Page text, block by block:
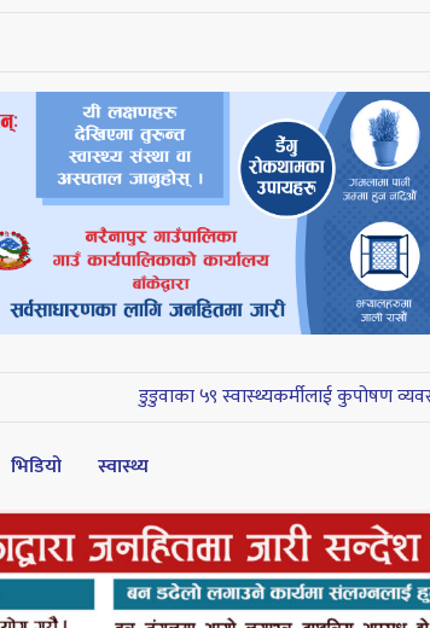
डुडुवाका ५९ स्वास्थ्यकर्मीलाई कुपोषण
भिडियो स्वास्थ्य